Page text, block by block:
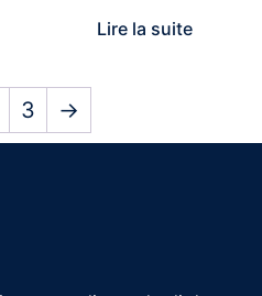
Lire la suite
3 →